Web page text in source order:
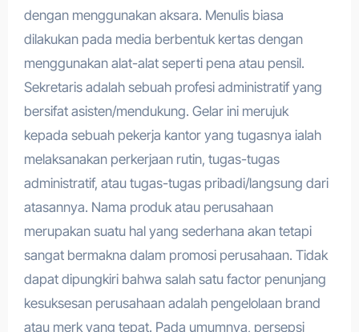
dengan menggunakan aksara. Menulis biasa
dilakukan pada media berbentuk kertas dengan
menggunakan alat-alat seperti pena atau pensil.
Sekretaris adalah sebuah profesi administratif yang
bersifat asisten/mendukung. Gelar ini merujuk
kepada sebuah pekerja kantor yang tugasnya ialah
melaksanakan perkerjaan rutin, tugas-tugas
administratif, atau tugas-tugas pribadi/langsung dari
atasannya. Nama produk atau perusahaan
merupakan suatu hal yang sederhana akan tetapi
sangat bermakna dalam promosi perusahaan. Tidak
dapat dipungkiri bahwa salah satu factor penunjang
kesuksesan perusahaan adalah pengelolaan brand
atau merk yang tepat. Pada umumnya, persepsi